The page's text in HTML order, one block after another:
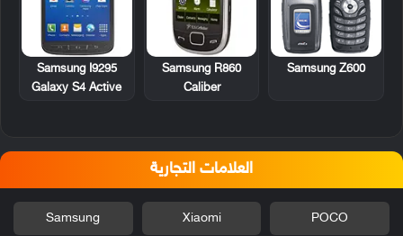
Samsung Z600
Samsung R860
Caliber
Samsung I9295
Galaxy S4 Active
العلامات التجارية
POCO
Xiaomi
Samsung